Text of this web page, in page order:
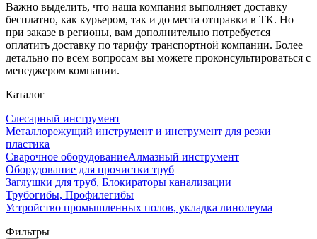
Важно выделить, что наша компания выполняет доставку
бесплатно, как курьером, так и до места отправки в ТК. Но
при заказе в регионы, вам дополнительно потребуется
оплатить доставку по тарифу транспортной компании. Более
детально по всем вопросам вы можете проконсультироваться с
менеджером компании.
Каталог
Слесарный инструмент
Металлорежущий инструмент и инструмент для резки
пластика
Сварочное оборудованиеАлмазный инструмент
Оборудование для прочистки труб
Заглушки для труб, Блокираторы канализации
Трубогибы, Профилегибы
Устройство промышленных полов, укладка линолеума
Фильтры